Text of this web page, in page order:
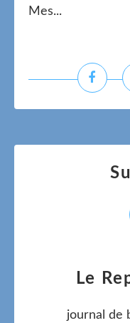
Mes...
Le
journal de